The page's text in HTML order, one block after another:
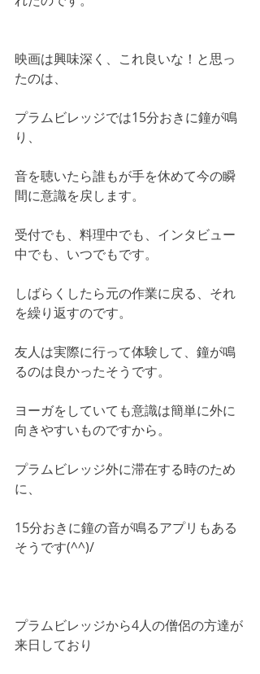
映画は興味深く、これ良いな！と思っ
たのは、
プラムビレッジでは15分おきに鐘が鳴
り、
音を聴いたら誰もが手を休めて今の瞬
間に意識を戻します。
受付でも、料理中でも、インタビュー
中でも、いつでもです。
しばらくしたら元の作業に戻る、それ
を繰り返すのです。
友人は実際に行って体験して、鐘が鳴
るのは良かったそうです。
ヨーガをしていても意識は簡単に外に
向きやすいものですから。
プラムビレッジ外に滞在する時のため
に、
15分おきに鐘の音が鳴るアプリもある
そうです(^^)/
プラムビレッジから4人の僧侶の方達が
来日しており